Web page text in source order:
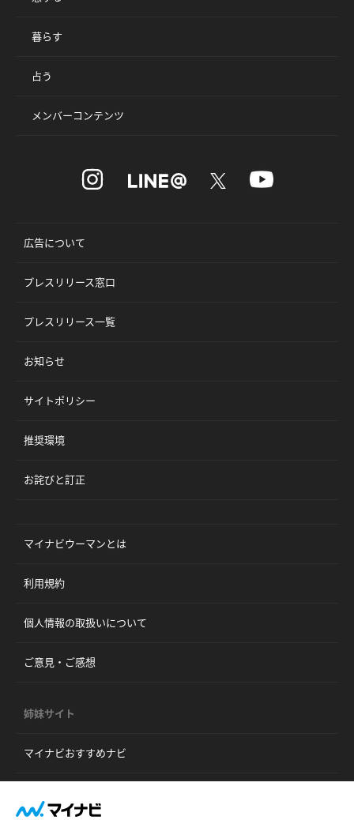
暮らす
占う
メンバーコンテンツ
広告について
プレスリリース窓口
プレスリリース一覧
お知らせ
サイトポリシー
推奨環境
お詫びと訂正
マイナビウーマンとは
利用規約
個人情報の取扱いについて
ご意見・ご感想
姉妹サイト
マイナビおすすめナビ